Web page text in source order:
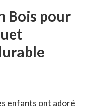
Bois pour
enfants ont adoré